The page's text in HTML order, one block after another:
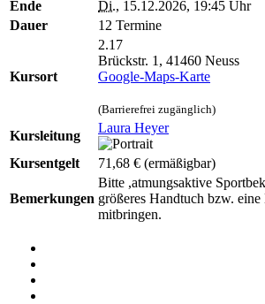
Ende
Di., 15.12.2026, 19:45 Uhr
Dauer
12 Termine
Kursort
2.17
Brückstr. 1, 41460 Neuss
Google-Maps-Karte
(Barrierefrei zugänglich)
Kursleitung
Laura Heyer
Kursentgelt 71,68 € (ermäßigbar)
Bemerkungen
Bitte ,atmungsaktive
größeres Handtuch bzw.
mitbringen.